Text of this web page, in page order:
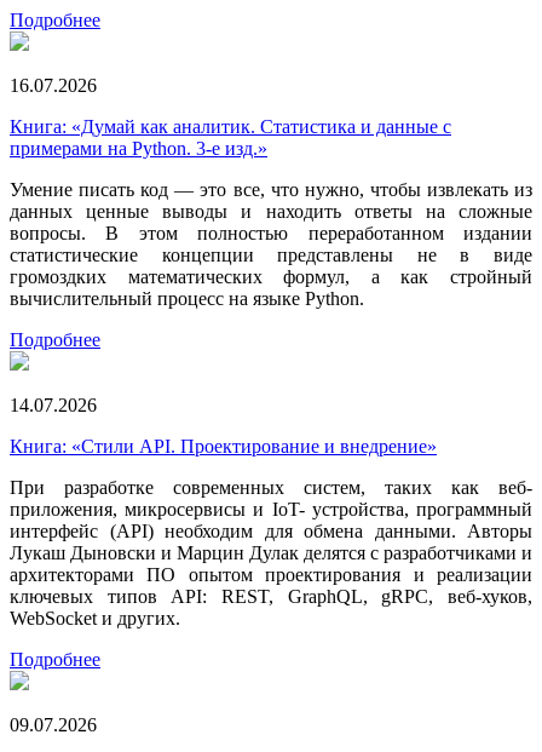
Подробнее
16.07.2026
Книга: «Думай как аналитик. Статистика и данные с
примерами на Python. 3-е изд.»
Умение писать код — это все, что нужно, чтобы извлекать из
данных ценные выводы и находить ответы на сложные
вопросы. В этом полностью переработанном издании
статистические концепции представлены не в виде
громоздких математических формул, а как стройный
вычислительный процесс на языке Python.
Подробнее
14.07.2026
Книга: «Стили API. Проектирование и внедрение»
При разработке современных систем, таких как веб-
приложения, микросервисы и IoT- устройства, программный
интерфейс (API) необходим для обмена данными. Авторы
Лукаш Дыновски и Марцин Дулак делятся с разработчиками и
архитекторами ПО опытом проектирования и реализации
ключевых типов API: REST, GraphQL, gRPC, веб-хуков,
WebSocket и других.
Подробнее
09.07.2026